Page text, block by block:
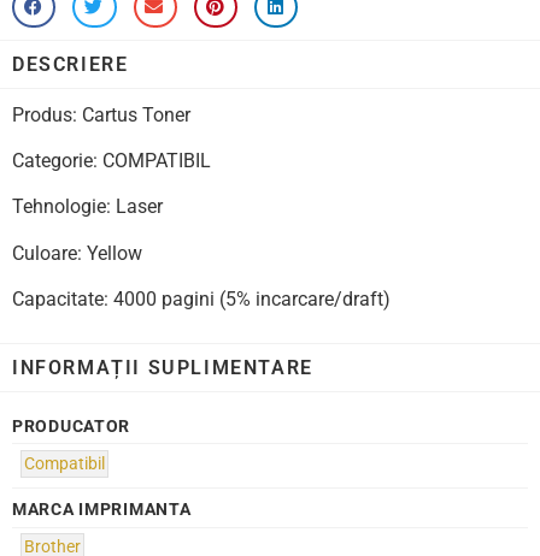
DESCRIERE
Produs: Cartus Toner
Categorie: COMPATIBIL
Tehnologie: Laser
Culoare: Yellow
Capacitate: 4000 pagini (5% incarcare/draft)
INFORMAȚII SUPLIMENTARE
PRODUCATOR
Compatibil
MARCA IMPRIMANTA
Brother